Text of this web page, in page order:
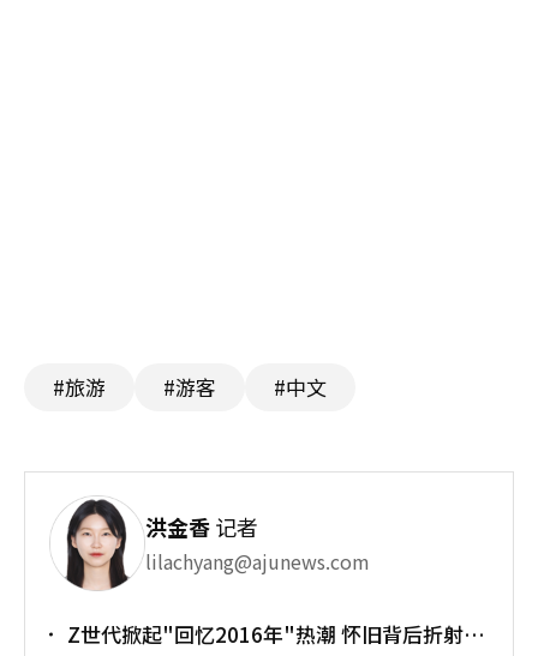
#旅游 #游客 #中文
洪金香记者
lilachyang@ajunews.com
Z世代掀起"回忆2016年"热潮 怀旧背后折射经